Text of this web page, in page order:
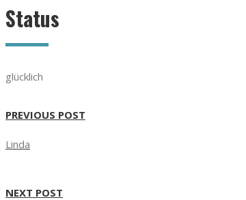
Status
glücklich
PREVIOUS POST
Linda
NEXT POST